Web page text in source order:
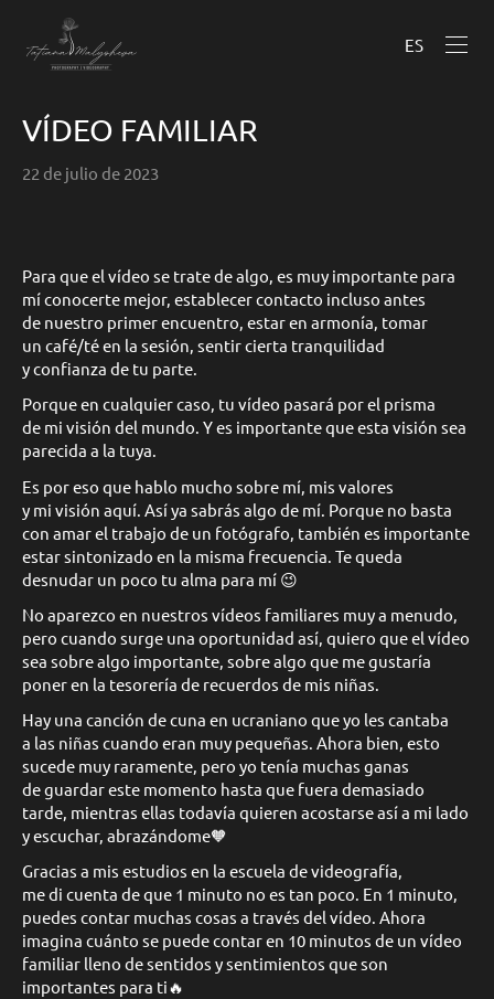
ES
VÍDEO FAMILIAR
22 de julio de 2023
Para que el vídeo se trate de algo, es muy importante para
mí conocerte mejor, establecer contacto incluso antes
de nuestro primer encuentro, estar en armonía, tomar
un café/té en la sesión, sentir cierta tranquilidad
y confianza de tu parte.
Porque en cualquier caso, tu vídeo pasará por el prisma
de mi visión del mundo. Y es importante que esta visión sea
parecida a la tuya.
Es por eso que hablo mucho sobre mí, mis valores
y mi visión aquí. Así ya sabrás algo de mí. Porque no basta
con amar el trabajo de un fotógrafo, también es importante
estar sintonizado en la misma frecuencia. Te queda
desnudar un poco tu alma para mí 😉
No aparezco en nuestros vídeos familiares muy a menudo,
pero cuando surge una oportunidad así, quiero que el vídeo
sea sobre algo importante, sobre algo que me gustaría
poner en la tesorería de recuerdos de mis niñas.
Hay una canción de cuna en ucraniano que yo les cantaba
a las niñas cuando eran muy pequeñas. Ahora bien, esto
sucede muy raramente, pero yo tenía muchas ganas
de guardar este momento hasta que fuera demasiado
tarde, mientras ellas todavía quieren acostarse así a mi lado
y escuchar, abrazándome🧡
Gracias a mis estudios en la escuela de videografía,
me di cuenta de que 1 minuto no es tan poco. En 1 minuto,
puedes contar muchas cosas a través del vídeo. Ahora
imagina cuánto se puede contar en 10 minutos de un vídeo
familiar lleno de sentidos y sentimientos que son
importantes para ti🔥